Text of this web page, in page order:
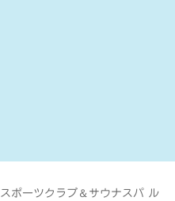
スポーツクラブ ＆ サウナスパ ル